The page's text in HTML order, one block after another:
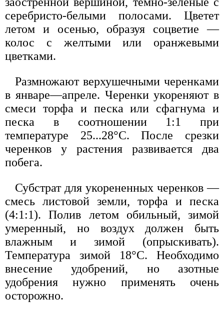
серебристо-белыми полосами. Цветет
летом и осенью, образуя соцветие —
колос с желтыми или оранжевыми
цветками.
Размножают верхушечными черенками
в январе—апреле. Черенки укореняют в
смеси торфа и песка или сфагнума и
песка в соотношении 1:1 при
температуре 25...28°С. После срезки
черенков у растения развивается два
побега.
Субстрат для укорененных черенков —
смесь листовой земли, торфа и песка
(4:1:1). Полив летом обильный, зимой
умеренный, но воздух должен быть
влажным и зимой (опрыскивать).
Температура зимой 18°С. Необходимо
внесение удобрений, но азотные
удобрения нужно применять очень
осторожно.